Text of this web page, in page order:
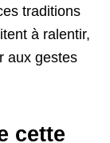
traditions
à ralentir,
aux gestes
cette